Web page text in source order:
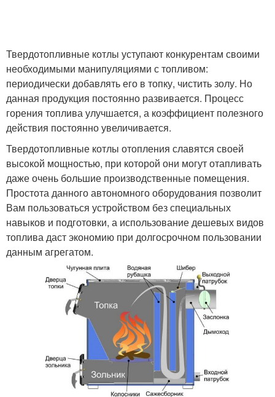
Твердотопливные котлы уступают конкурентам своими
необходимыми манипуляциями с топливом:
периодически добавлять его в топку, чистить золу. Но
данная продукция постоянно развивается. Процесс
горения топлива улучшается, а коэффициент полезного
действия постоянно увеличивается.
Твердотопливные котлы отопления славятся своей
высокой мощностью, при которой они могут отапливать
даже очень большие производственные помещения.
Простота данного автономного оборудования позволит
Вам пользоваться устройством без специальных
навыков и подготовки, а использование дешевых видов
топлива даст экономию при долгосрочном пользовании
данным агрегатом.